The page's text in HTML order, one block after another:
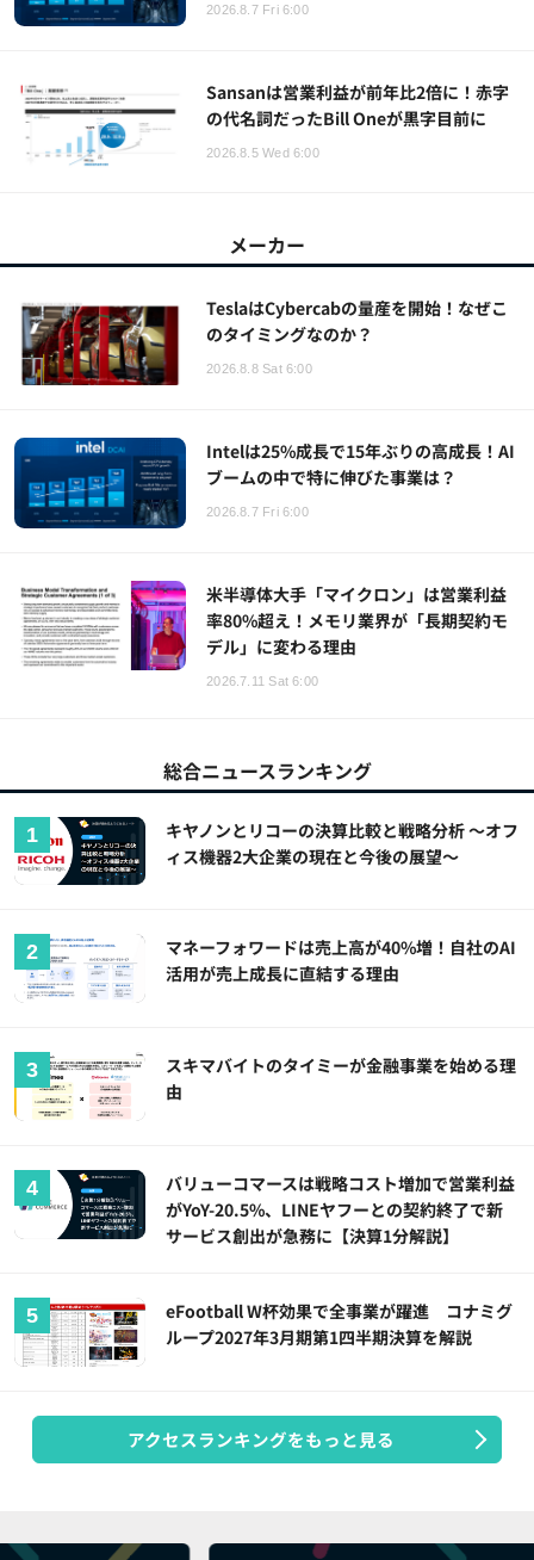
2026.8.7 Fri 6:00
Sansanは営業利益が前年比2倍に！赤字
の代名詞だったBill Oneが黒字目前に
2026.8.5 Wed 6:00
メーカー
TeslaはCybercabの量産を開始！なぜこ
のタイミングなのか？
2026.8.8 Sat 6:00
Intelは25%成長で15年ぶりの高成長！AI
ブームの中で特に伸びた事業は？
2026.8.7 Fri 6:00
米半導体大手「マイクロン」は営業利益
率80%超え！メモリ業界が「長期契約モ
デル」に変わる理由
2026.7.11 Sat 6:00
総合ニュースランキング
キヤノンとリコーの決算比較と戦略分析 ～オフ
ィス機器2大企業の現在と今後の展望～
マネーフォワードは売上高が40%増！自社のAI
活用が売上成長に直結する理由
スキマバイトのタイミーが金融事業を始める理
由
バリューコマースは戦略コスト増加で営業利益
がYoY-20.5%、LINEヤフーとの契約終了で新
サービス創出が急務に【決算1分解説】
eFootball W杯効果で全事業が躍進 コナミグ
ループ2027年3月期第1四半期決算を解説
アクセスランキングをもっと見る